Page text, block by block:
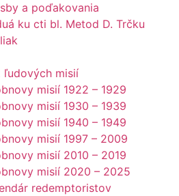
a poďakovania
ku cti bl. Metod D. Trčku
ľudových misií
misií 1922 – 1929
misií 1930 – 1939
misií 1940 – 1949
misií 1997 – 2009
misií 2010 – 2019
misií 2020 – 2025
redemptoristov